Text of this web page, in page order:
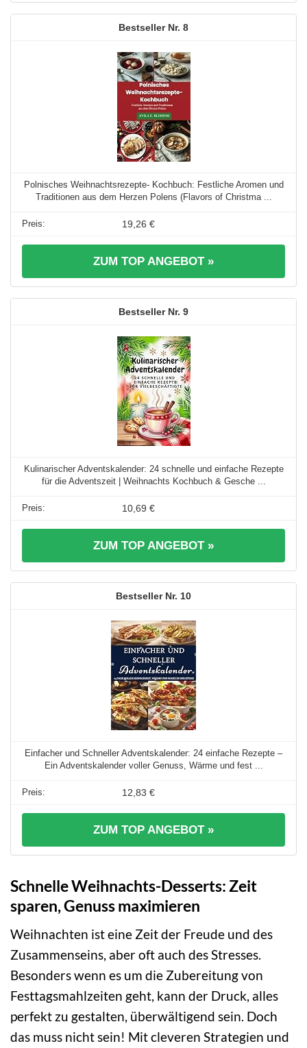
8
Polnisches Weihnachtsrezepte- Kochbuch: Festliche Aromen und
Traditionen aus dem Herzen Polens (Flavors of Christma ...
19,26 €
ZUM TOP ANGEBOT »
9
Kulinarischer Adventskalender: 24 schnelle und einfache Rezepte
für die Adventszeit | Weihnachts Kochbuch & Gesche ...
10,69 €
ZUM TOP ANGEBOT »
10
Einfacher und Schneller Adventskalender: 24 einfache Rezepte –
Ein Adventskalender voller Genuss, Wärme und fest ...
12,83 €
ZUM TOP ANGEBOT »
Schnelle Weihnachts-Desserts: Zeit
sparen, Genuss maximieren
Weihnachten ist eine Zeit der Freude und des
Zusammenseins, aber oft auch des Stresses.
Besonders wenn es um die Zubereitung von
Festtagsmahlzeiten geht, kann der Druck, alles
perfekt zu gestalten, überwältigend sein. Doch
das muss nicht sein! Mit cleveren Strategien und